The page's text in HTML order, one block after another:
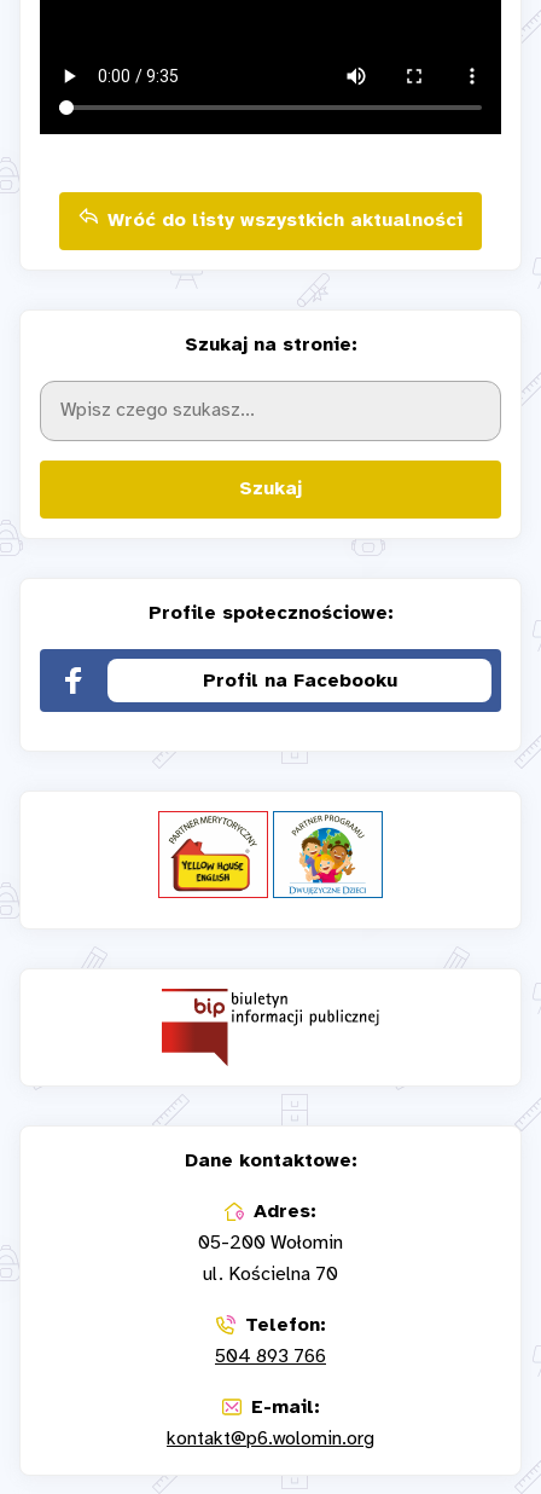
Wróć do listy wszystkich aktualności
Szukaj na stronie:
Szukaj
Profile społecznościowe:
Profil na Facebooku
Dane kontaktowe:
Adres:
05-200 Wołomin
ul. Kościelna 70
Telefon:
504 893 766
E-mail:
kontakt@p6.wolomin.org